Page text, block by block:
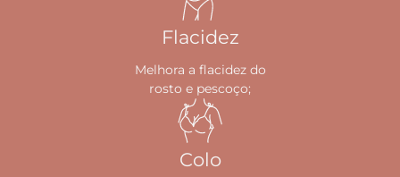
Flacidez
Melhora a flacidez do
rosto e pescoço;
Colo